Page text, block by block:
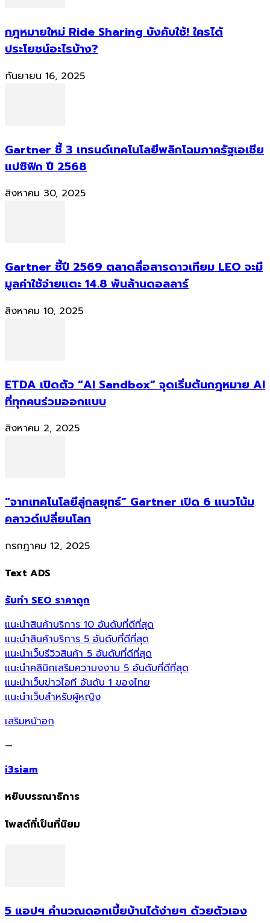
กฎหมายใหม่ Ride Sharing บังคับใช้! ใครได้
ประโยชน์อะไรบ้าง?
กันยายน 16, 2025
Gartner ชี้ 3 เทรนด์เทคโนโลยีพลิกโฉมภาครัฐเอเชีย
แปซิฟิก ปี 2568
สิงหาคม 30, 2025
Gartner ชี้ปี 2569 ตลาดสื่อสารดาวเทียม LEO จะมี
มูลค่าใช้จ่ายแตะ 14.8 พันล้านดอลลาร์
สิงหาคม 10, 2025
ETDA เปิดตัว “AI Sandbox” จุดเริ่มต้นกฎหมาย AI
ที่ทุกคนร่วมออกแบบ
สิงหาคม 2, 2025
“จากเทคโนโลยีสู่กลยุทธ์” Gartner เปิด 6 แนวโน้ม
คลาวด์เปลี่ยนโลก
กรกฎาคม 12, 2025
Text ADS
รับทำ SEO ราคาถูก
แนะนำสินค้าบริการ 10 อันดับที่ดีที่สุด
แนะนำสินค้าบริการ 5 อันดับที่ดีที่สุด
แนะนำเว็บรีวิวสินค้า 5 อันดับที่ดีที่สุด
แนะนำคลินิกเสริมความงงาม 5 อันดับที่ดีที่สุด
แนะนำเว็บข่าวไอที อันดับ 1 ของไทย
แนะนำเว็บสำหรับผู้หญิง
เสริมหน้าอก
—
i3siam
หยิบบรรณาธิการ
โพสต์ที่เป็นที่นิยม
5 แอปฯ คำนวณดอกเบี้ยบ้านได้ง่ายๆ ด้วยตัวเอง